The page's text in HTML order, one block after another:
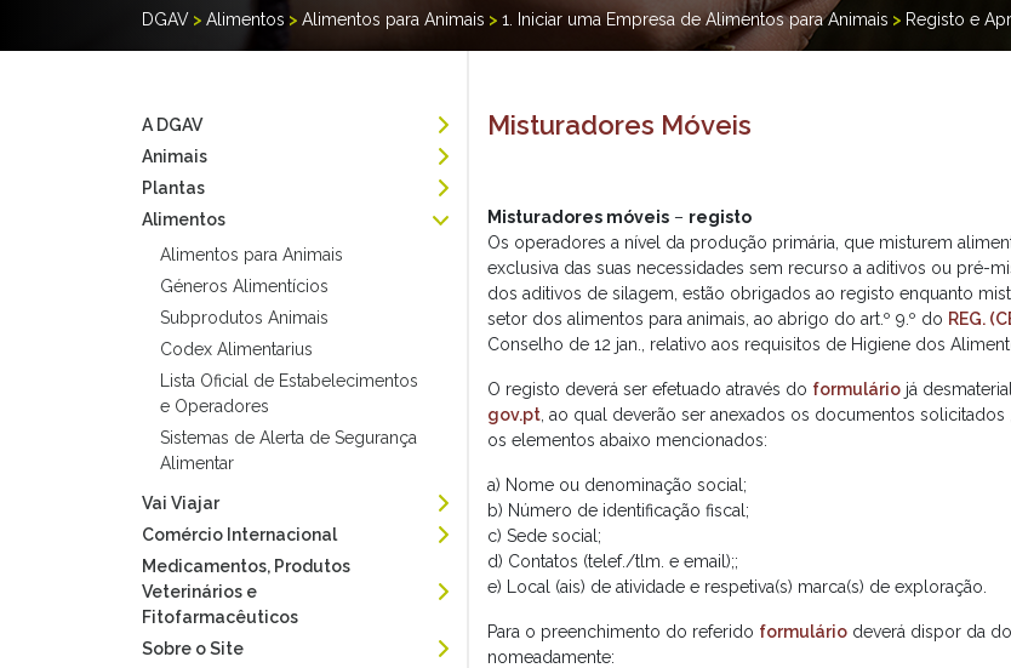
DGAV > Alimentos > Alimentos para Animais > 1. Iniciar uma Empresa de Alimentos para Animais > Registo e
A DGAV
Animais
Plantas
Alimentos
Alimentos para Animais
Géneros Alimentícios
Subprodutos Animais
Codex Alimentarius
Lista Oficial de Estabelecimentos
e Operadores
Sistemas de Alerta de Segurança
Alimentar
Vai Viajar
Comércio Internacional
Medicamentos, Produtos
Veterinários e
Fitofarmacêuticos
Sobre o Site
Misturadores Móveis
Misturadores móveis – registo
Os operadores a nível da produção primária, que misturem
exclusiva das suas necessidades sem recurso a aditivos ou pré-
dos aditivos de silagem, estão obrigados ao registo enquanto
setor dos alimentos para animais, ao abrigo do art.º 9.º do REG.
Conselho de 12 jan., relativo aos requisitos de Higiene dos
O registo deverá ser efetuado através do formulário já
gov.pt , ao qual deverão ser anexados os documentos
os elementos abaixo mencionados:
a) Nome ou denominação social;
b) Número de identificação fiscal;
c) Sede social;
d) Contatos (telef./tlm. e email);;
e) Local (ais) de atividade e respetiva(s) marca(s) de exploração.
Para o preenchimento do referido formulário deverá dispor da
nomeadamente: